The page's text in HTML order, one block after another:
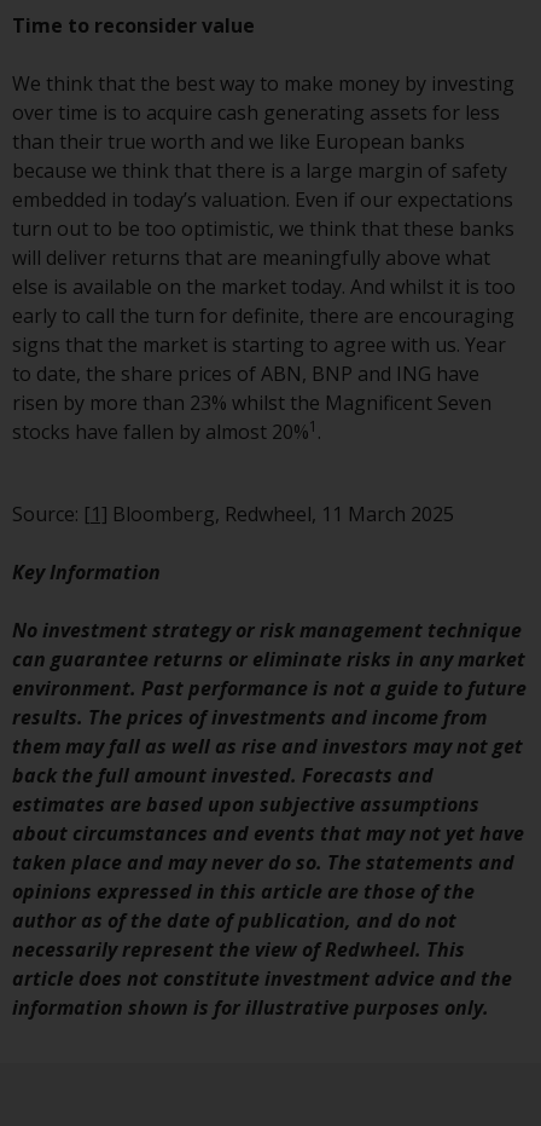
Die Informationen auf den
auf ausländische Organismen für
kollektive Kapitalanlagen, die von
RWC Asset Management LLP oder
einem ihrer verbundenen
Unternehmen verwaltet werden
(die „von Redwheel verwalteten
Fonds“). Einige der von Redwheel
verwalteten Fonds, auf die auf
dieser Website verwiesen wird,
wurden nicht von der
Eidgenössischen
Finanzmarktaufsicht („FINMA“)
zugelassen und Anleger genießen
daher nicht den vollen
Bundesgesetz über die
Juni 2006 («KAG») oder Aufsicht
verwaltete Fonds, die nicht von
der FINMA bewilligt wurden,
dürfen in der Schweiz nur
qualifizierten Anlegern im Sinne
von Artikel 10 Absatz 1
angeboten werden. 3 und Abs.
3ter KAG („Qualifizierte Anleger“).
Der Vertreter der von Redwheel
verwalteten Fonds in der Schweiz
ist FIRST INDEPENDENT FUND
SERVICES LTD, Feldeggstrasse 12,
CH-8008 Zürich. Zahlstelle der von
Redwheel verwalteten Fonds in
Time to reconsider value
We think that the best way to make money by investing
over time is to acquire cash generating assets for less
than their true worth and we like European banks
because we think that there is a large margin of safety
embedded in today’s valuation. Even if our expectations
turn out to be too optimistic, we think that these banks
will deliver returns that are meaningfully above what
else is available on the market today. And whilst it is too
early to call the turn for definite, there are encouraging
signs that the market is starting to agree with us. Year
to date, the share prices of ABN, BNP and ING have
risen by more than 23% whilst the Magnificent Seven
stocks have fallen by almost 20%1 .
Source: [1] Bloomberg, Redwheel, 11 March 2025
Key Information
No investment strategy or risk management technique
can guarantee returns or eliminate risks in any market
environment. Past performance is not a guide to future
results. The prices of investments and income from
them may fall as well as rise and investors may not get
back the full amount invested. Forecasts and
estimates are based upon subjective assumptions
about circumstances and events that may not yet have
taken place and may never do so. The statements and
opinions expressed in this article are those of the
author as of the date of publication, and do not
necessarily represent the view of Redwheel. This
article does not constitute investment advice and the
information shown is for illustrative purposes only.